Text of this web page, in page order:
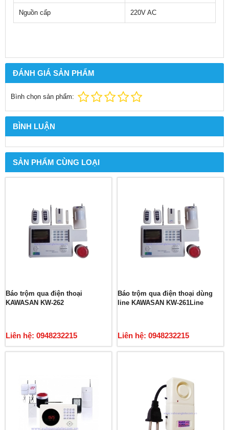
Nguồn cấp 220V AC
ĐÁNH GIÁ SẢN PHẨM
Bình chọn sản phẩm:
BÌNH LUẬN
SẢN PHẨM CÙNG LOẠI
Báo trộm qua điện thoại
KAWASAN KW-262
Liên hệ: 0948232215
Báo trộm qua điện thoại dùng
line KAWASAN KW-261Line
Liên hệ: 0948232215